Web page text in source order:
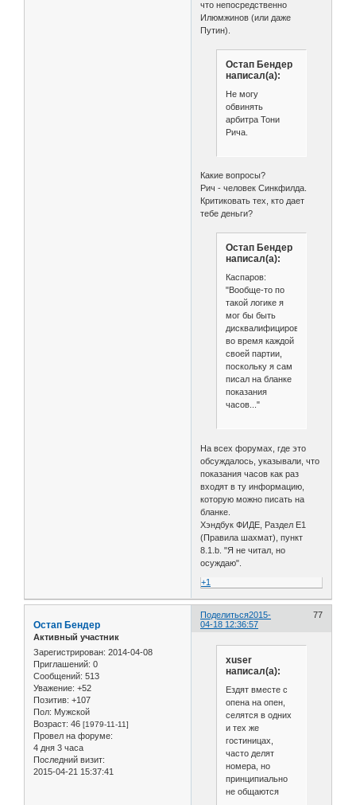
что непосредственно
Илюмжинов (или даже
Путин).
Остап Бендер
написал(а):
Не могу
обвинять
арбитра Тони
Рича.
Какие вопросы?
Рич - человек Синкфилда.
Критиковать тех, кто дает
тебе деньги?
Остап Бендер
написал(а):
Каспаров:
"Вообще-то по
такой логике я
мог бы быть
дисквалифицирован
во время каждой
своей партии,
поскольку я сам
писал на бланке
показания
часов..."
На всех форумах, где это
обсуждалось, указывали, что
показания часов как раз
входят в ту информацию,
которую можно писать на
бланке.
Хэндбук ФИДЕ, Раздел E1
(Правила шахмат), пункт
8.1.b. "Я не читал, но
осуждаю".
+1
Поделиться 77
2015-
04-18 12:36:57
Остап Бендер
Активный участник
Зарегистрирован: 2014-04-08
Приглашений: 0
Сообщений: 513
Уважение: +52
Позитив: +107
Пол: Мужской
Возраст: 46 [1979-11-11]
Провел на форуме:
4 дня 3 часа
Последний визит:
2015-04-21 15:37:41
xuser
написал(а):
Ездят вместе с
опена на опен,
селятся в одних
и тех же
гостиницах,
часто делят
номера, но
принципиально
не общаются